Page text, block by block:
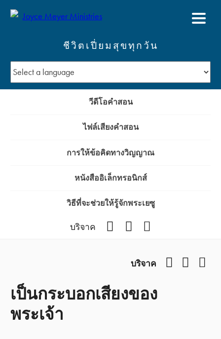
ชีวิตเปี่ยมสุขทุกวัน
วีดีโอคำสอน
ไฟล์เสียงคำสอน
การให้ข้อคิดทางวิญญาณ
หนังสืออิเล็กทรอนิกส์
วิธีที่จะช่วยให้รู้จักพระเยซู
บริจาค
บริจาค
เป็นกระบอกเสียงของ
พระเจ้า